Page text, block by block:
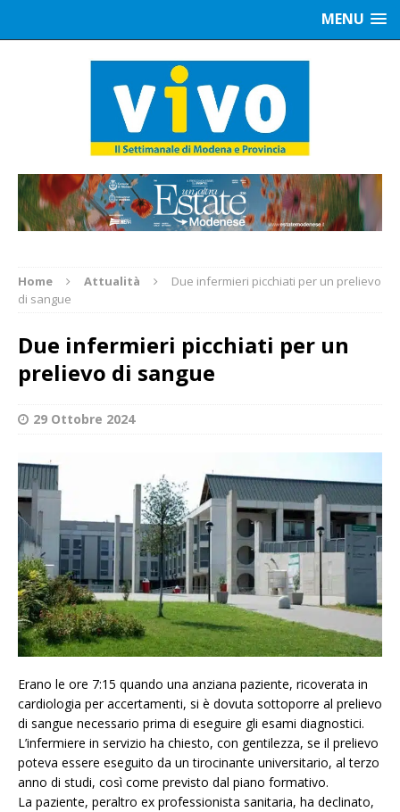
MENU
Home Attualità
Due infermieri picchiati per un prelievo
di sangue
Due infermieri picchiati per un
prelievo di sangue
29 Ottobre 2024
Erano le ore 7:15 quando una anziana paziente, ricoverata in
cardiologia per accertamenti, si è dovuta sottoporre al prelievo
di sangue necessario prima di eseguire gli esami diagnostici.
L’infermiere in servizio ha chiesto, con gentilezza, se il prelievo
poteva essere eseguito da un tirocinante universitario, al terzo
anno di studi, così come previsto dal piano formativo.
La paziente, peraltro ex professionista sanitaria, ha declinato,